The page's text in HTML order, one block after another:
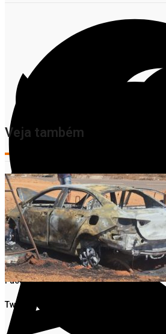
Facebook
Twitter
Veja também